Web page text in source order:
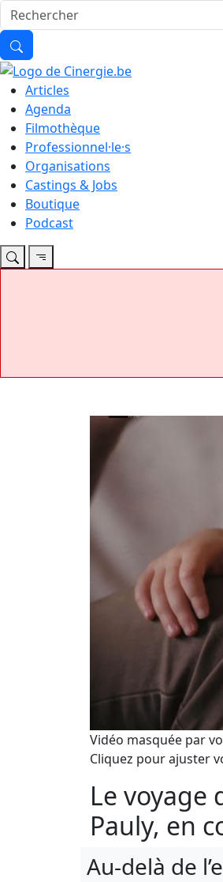
Articles
Agenda
Filmothèque
Professionnel·le·s
Organisations
Castings & Jobs
Boutique
Podcast
Vidéo masquée par
Cliquez pour ajuster
Le voyage
Pauly, en
Au-delà de